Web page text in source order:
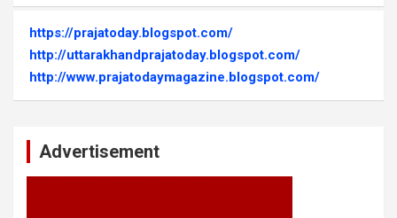
https://prajatoday.blogspot.com/
http://uttarakhandprajatoday.blogspot.com/
http://www.prajatodaymagazine.blogspot.com/
Advertisement